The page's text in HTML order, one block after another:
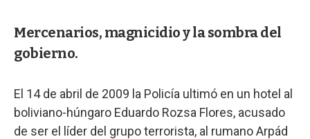
Mercenarios, magnicidio y la sombra del
gobierno.
El 14 de abril de 2009 la Policía ultimó en un hotel al
boliviano-húngaro Eduardo Rozsa Flores, acusado
de ser el líder del grupo terrorista, al rumano Arpád